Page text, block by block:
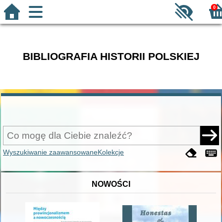
0
BIBLIOGRAFIA HISTORII POLSKIEJ
Wyszukiwanie zaawansowaneKolekcje
NOWOŚCI